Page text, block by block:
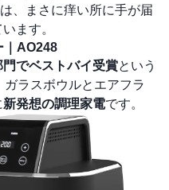
、まさに痒い所に手が届
ます。
｜AO248
でベストバイ受賞という
ラスボウルとエアフラ
新発想の調理家電です。